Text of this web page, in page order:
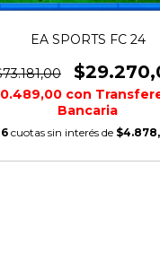
EA SPORTS FC 24
con
Bancaria
6 cuotas sin interés de